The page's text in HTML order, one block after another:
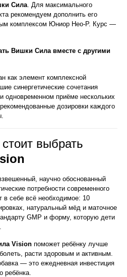
Сила . Для максимального
рекомендуем дополнить его
комплексом Юниор Нео-Р. Курс —
Вишки Сила вместе с другими
как элемент комплексной
синергетические сочетания
одновременном приёме нескольких
дозировки каждого
выбрать
научно обоснованный
потребности современного
в себе всё необходимое: 10
натуральный мёд и маточное
GMP и форму, которую дети
Vision поможет ребёнку лучше
расти здоровым и активным.
— это ежедневная инвестиция
ребёнка.